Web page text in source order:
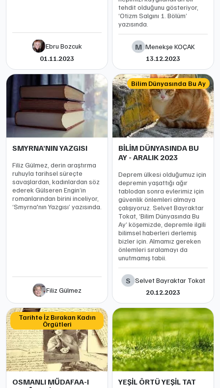
Ebru Bozcuk
01.11.2023
tehdit olduğunu gösteriyor,
‘Otizm Salgını 1. Bölüm’
yazısında.
M Menekşe KOÇAK
13.12.2023
SMYRNA’NIN YAZGISI
Filiz Gülmez, derin araştırma
ruhuyla tarihsel süreçte
savaşlardan, kadınlardan söz
ederek Gülseren Engin’in
romanlarından birini inceliyor,
‘Smyrna'nın Yazgısı’ yazısında.
Filiz Gülmez
Bilim Dünyasında Bu Ay
BİLİM DÜNYASINDA BU
AY - ARALIK 2023
Deprem ülkesi olduğumuz için
depremin yaşattığı ağır
tablodan sonra evlerimiz için
güvenlik önlemleri almaya
çalışıyoruz. Selvet Bayraktar
Tokat, ‘Bilim Dünyasında Bu
Ay’ köşemizde, depremle ilgili
bilimsel haberleri derlemiş
bizler için. Almamız gereken
önlemleri sıralamayı da
unutmamış tabii.
S Selvet Bayraktar Tokat
20.12.2023
Tarihte İz Bırakan Kadın
Örgütleri
OSMANLI MŰDAFAA-I
YEŞİL ÖRTÜ YEŞİL TAT